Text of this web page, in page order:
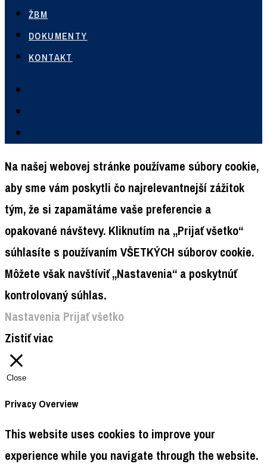
ŽBM
DOKUMENTY
KONTAKT
Na našej webovej stránke používame súbory cookie,
aby sme vám poskytli čo najrelevantnejší zážitok
tým, že si zapamätáme vaše preferencie a
opakované návštevy. Kliknutím na „Prijať všetko“
súhlasíte s používaním VŠETKÝCH súborov cookie.
Môžete však navštíviť „Nastavenia“ a poskytnúť
kontrolovaný súhlas.
Nastavenia Prijať všetko
Zistiť viac
Close
Privacy Overview
This website uses cookies to improve your
experience while you navigate through the website.